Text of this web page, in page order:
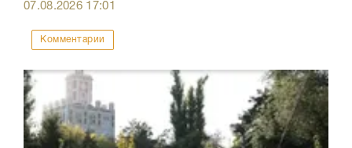
07.08.2026 17:01
Комментарии